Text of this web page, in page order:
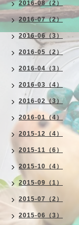
2016-08（2）
2016-07（2）
2016-06（3）
2016-05（2）
2016-04（3）
2016-03（4）
2016-02（3）
2016-01（4）
2015-12（4）
2015-11（6）
2015-10（4）
2015-09（1）
2015-07（2）
2015-06（3）